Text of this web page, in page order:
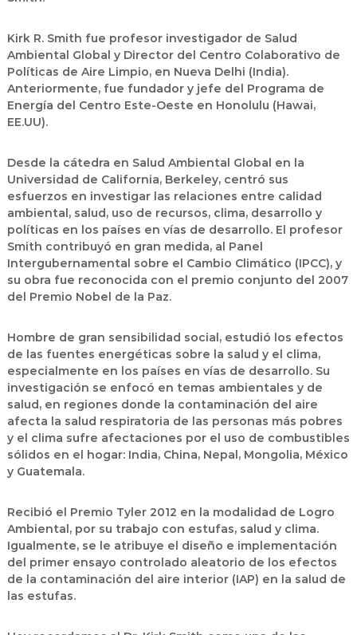
Kirk R. Smith fue profesor investigador de Salud
Ambiental Global y Director del Centro Colaborativo de
Políticas de Aire Limpio, en Nueva Delhi (India).
Anteriormente, fue fundador y jefe del Programa de
Energía del Centro Este-Oeste en Honolulu (Hawai,
EE.UU).
Desde la cátedra en Salud Ambiental Global en la
Universidad de California, Berkeley, centró sus
esfuerzos en investigar las relaciones entre calidad
ambiental, salud, uso de recursos, clima, desarrollo y
políticas en los países en vías de desarrollo. El profesor
Smith contribuyó en gran medida, al Panel
Intergubernamental sobre el Cambio Climático (IPCC), y
su obra fue reconocida con el premio conjunto del 2007
del Premio Nobel de la Paz.
Hombre de gran sensibilidad social, estudió los efectos
de las fuentes energéticas sobre la salud y el clima,
especialmente en los países en vías de desarrollo. Su
investigación se enfocó en temas ambientales y de
salud, en regiones donde la contaminación del aire
afecta la salud respiratoria de las personas más pobres
y el clima sufre afectaciones por el uso de combustibles
sólidos en el hogar: India, China, Nepal, Mongolia, México
y Guatemala.
Recibió el Premio Tyler 2012 en la modalidad de Logro
Ambiental, por su trabajo con estufas, salud y clima.
Igualmente, se le atribuye el diseño e implementación
del primer ensayo controlado aleatorio de los efectos
de la contaminación del aire interior (IAP) en la salud de
las estufas.